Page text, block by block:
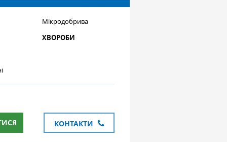
Мікродобрива
ХВОРОБИ
КОНТАКТИ